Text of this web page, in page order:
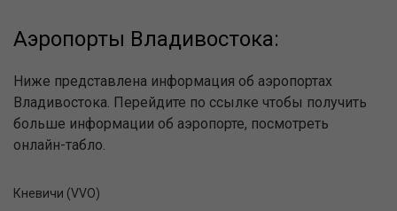
Аэропорты Владивостока:
Ниже представлена информация об аэропортах
Владивостока. Перейдите по ссылке чтобы получить
больше информации об аэропорте, посмотреть
онлайн-табло.
Кневичи (VVO)